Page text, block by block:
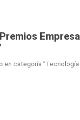
Empresa
en categoría ”Tecnología